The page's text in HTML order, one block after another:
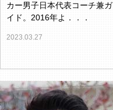
カー男子日本代表コーチ兼ガ
イド。2016年よ．．．
2023.03.27